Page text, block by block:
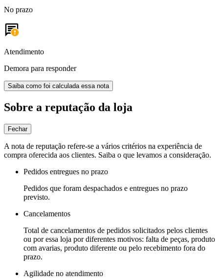
No prazo
Atendimento
Demora para responder
Saiba como foi calculada essa nota
Sobre a reputação da loja
Fechar
A nota de reputação refere-se a vários critérios na experiência de
compra oferecida aos clientes. Saiba o que levamos a consideração.
Pedidos entregues no prazo
Pedidos que foram despachados e entregues no prazo
previsto.
Cancelamentos
Total de cancelamentos de pedidos solicitados pelos clientes
ou por essa loja por diferentes motivos: falta de peças, produto
com avarias, produto diferente ou pelo recebimento fora do
prazo.
Agilidade no atendimento